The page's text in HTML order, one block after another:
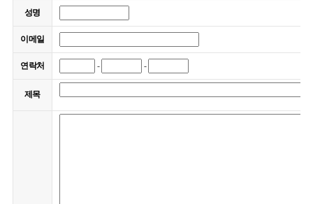
성명
이메일
연락처 - -
제목